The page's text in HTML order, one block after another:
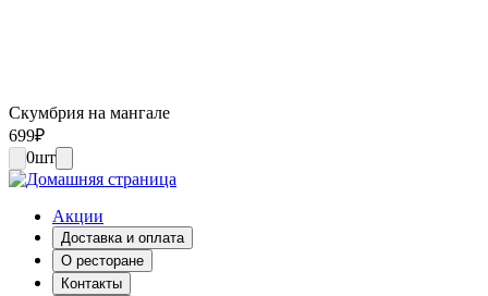
Скумбрия на мангале
699₽
0шт
Акции
Доставка и оплата
О ресторане
Контакты